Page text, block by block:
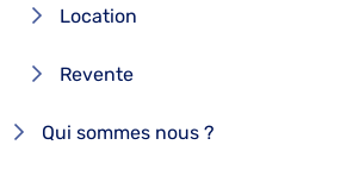
Location
Revente
Qui sommes nous ?